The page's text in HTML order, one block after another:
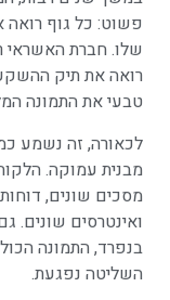
פשוט: כל גוף
שלו. חברת
רואה את תיק
טבעי את התמונה
לכאורה, זה נשמע
מבנית עמוקה.
מסכים שונים,
ואינטרסים שונים.
בנפרד, התמונה
השליטה נפגעת.